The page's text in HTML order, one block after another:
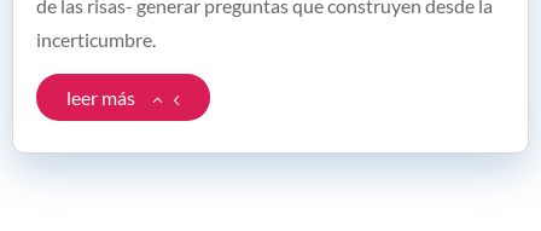
de las risas- generar preguntas que construyen desde la
incerticumbre.
leer más